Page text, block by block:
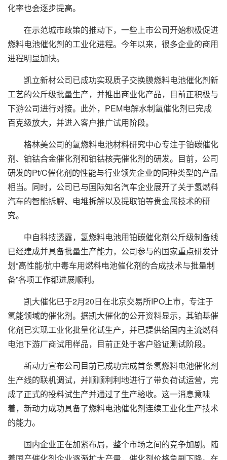
化率也会逐步提高。
在示范城市政策的推动下，一些上市公司开始积极促进
燃料电池催化剂的工业化进程。今年以来，很多企业的商用
进程明显加快。
凯立新材公司已成功实现质子交换膜燃料电池催化剂新
工艺的公斤级批量生产，并推出商业化产品，目前正积极与
下游公司进行对接。此外，PEM电解水制氢催化剂已完成
百克级放大，并进入客户推广试用阶段。
格林美公司的氢燃料电池材料研究中心专注于铂碳催化
剂、铂钴合金催化剂和铂钴核壳催化剂的研发。目前，公司
研发的Pt/C催化剂的性能与行业领先企业的同种类型的产品
相当。同时，公司已与国际知名汽车企业展开了关于氢燃料
汽车的智能拆解、电堆拆解以及提取铂等贵金属技术的研
究。
中自科技透露，氢燃料电池用铂碳催化剂公斤级制备线
已经建成并具备批量生产能力，公司参与的国家重点研发计
划“高性能/抗中毒车用燃料电池催化剂的合成技术与批量制
备”各项工作都进展顺利。
凯大催化已于2月20日在北京交易所IPO上市，专注于
氢能领域的催化剂。据凯大催化的公开资料显示，其铂基催
化剂已实现工业化批量化试生产，并已提供给国内主流燃料
电池下游厂商试用样品，目前正处于客户验证测试阶段。
新动力宣布公司目前已成功完成首条氢燃料电池催化剂
生产线的联机调试，并顺顺利利地进行了带负荷试运营，完
成了正式的投料试生产并通过了生产验收。这一消息意味
着，新动力成功具备了燃料电池催化剂连续工业化生产技术
的能力。
国内企业正在加紧布局，整个市场之间的竞争加剧。随